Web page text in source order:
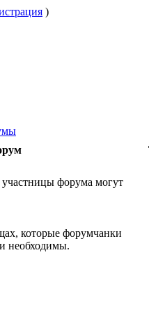
)
форума могут
которые форумчанки
необходимы.